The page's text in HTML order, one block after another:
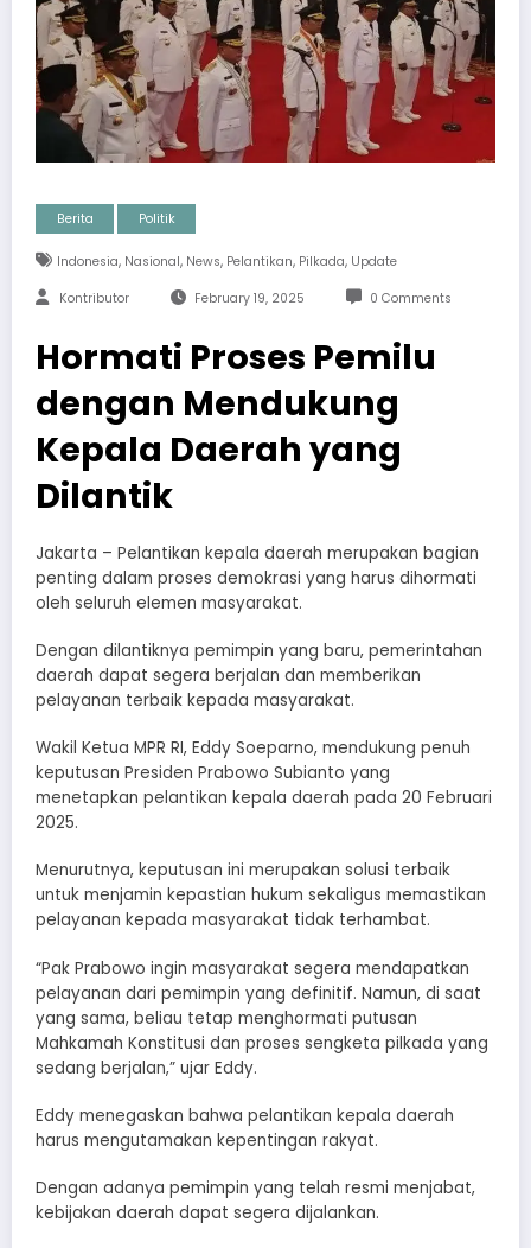
Berita Politik
Indonesia, Nasional, News, Pelantikan, Pilkada, Update
Kontributor February 19, 2025 0 Comments
Hormati Proses Pemilu
dengan Mendukung
Kepala Daerah yang
Dilantik
Jakarta – Pelantikan kepala daerah merupakan bagian
penting dalam proses demokrasi yang harus dihormati
oleh seluruh elemen masyarakat.
Dengan dilantiknya pemimpin yang baru, pemerintahan
daerah dapat segera berjalan dan memberikan
pelayanan terbaik kepada masyarakat.
Wakil Ketua MPR RI, Eddy Soeparno, mendukung penuh
keputusan Presiden Prabowo Subianto yang
menetapkan pelantikan kepala daerah pada 20 Februari
2025.
Menurutnya, keputusan ini merupakan solusi terbaik
untuk menjamin kepastian hukum sekaligus memastikan
pelayanan kepada masyarakat tidak terhambat.
“Pak Prabowo ingin masyarakat segera mendapatkan
pelayanan dari pemimpin yang definitif. Namun, di saat
yang sama, beliau tetap menghormati putusan
Mahkamah Konstitusi dan proses sengketa pilkada yang
sedang berjalan,” ujar Eddy.
Eddy menegaskan bahwa pelantikan kepala daerah
harus mengutamakan kepentingan rakyat.
Dengan adanya pemimpin yang telah resmi menjabat,
kebijakan daerah dapat segera dijalankan.